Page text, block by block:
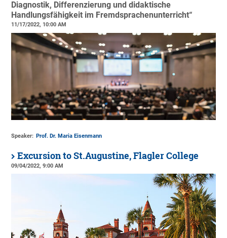
Diagnostik, Differenzierung und didaktische
Handlungsfähigkeit im Fremdsprachenunterricht“
11/17/2022, 10:00 AM
Speaker: Prof. Dr. Maria Eisenmann
Excursion to St.Augustine, Flagler College
09/04/2022, 9:00 AM